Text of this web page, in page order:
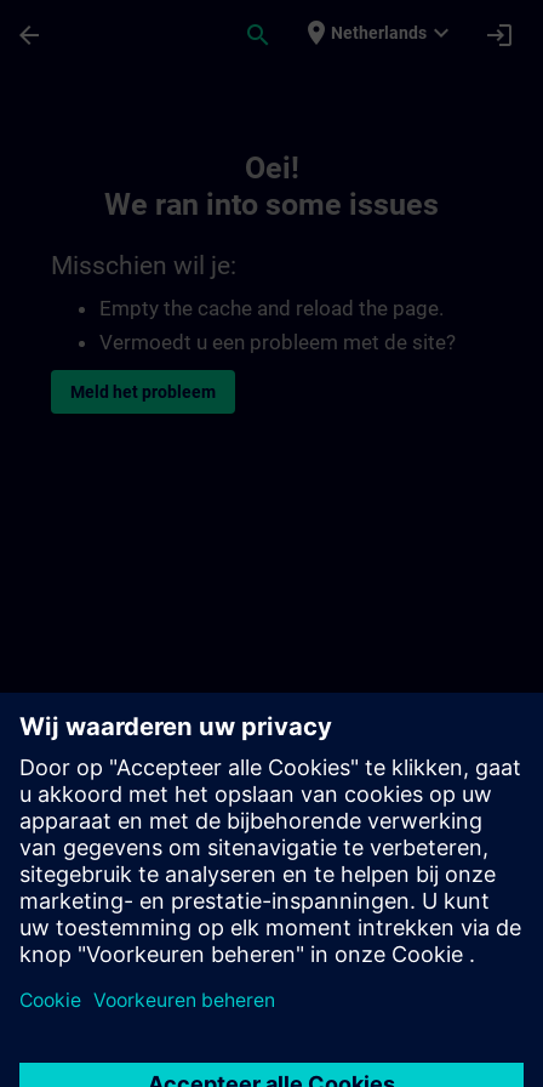
arrow_back search place Netherlands expand_more login
Oei!
We ran into some issues
Misschien wil je:
Empty the cache and reload the page.
Vermoedt u een probleem met de site?
Meld het probleem